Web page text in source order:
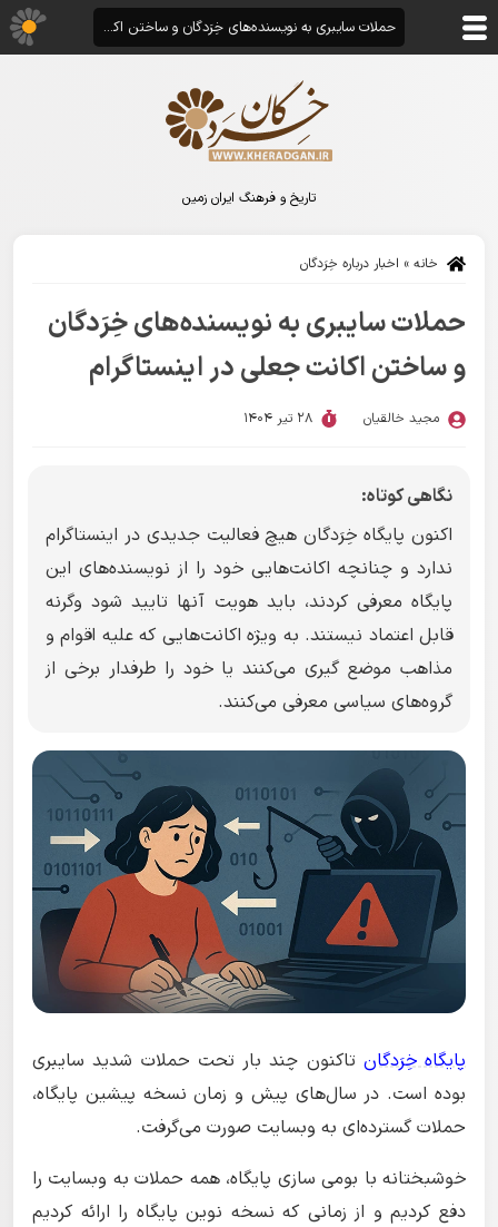
تاریخ و فرهنگ ایران زمین
خانه » اخبار درباره خِرَدگان
حملات سایبری به نویسنده‌های خِرَدگان
و ساختن اکانت جعلی در اینستاگرام
مجید خالقیان 28 تیر 1404
نگاهی کوتاه:
اکنون پایگاه خِرَدگان هیچ فعالیت جدیدی در اینستاگرام
ندارد و چنانچه اکانت‌هایی خود را از نویسنده‌های این
پایگاه معرفی کردند، باید هویت آنها تایید شود وگرنه
قابل اعتماد نیستند. به ویژه اکانت‌هایی که علیه اقوام و
مذاهب موضع گیری می‌کنند یا خود را طرفدار برخی از
گروه‌های سیاسی معرفی می‌کنند.
پایگاه خِرَدگان تاکنون چند بار تحت حملات شدید سایبری
بوده است. در سال‌های پیش و زمان نسخه پیشین پایگاه،
حملات گسترده‌ای به وبسایت صورت می‌گرفت.
خوشبختانه با بومی سازی پایگاه، همه حملات به وبسایت را
دفع کردیم و از زمانی که نسخه نوین پایگاه را ارائه کردیم
حملات سایبری به نویسنده‌های خِرَدگان و ساختن اکانت جعلی در اینستاگرام